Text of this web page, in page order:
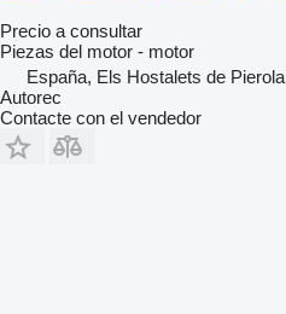
Precio a consultar
Piezas del motor - motor
España, Els Hostalets de Pierola
Autorec
Contacte con el vendedor